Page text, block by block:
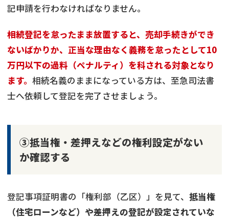
記申請を行わなければなりません。
相続登記を怠ったまま放置すると、売却手続きができ
ないばかりか、正当な理由なく義務を怠ったとして10
万円以下の過料（ペナルティ）を科される対象となり
ます。 相続名義のままになっている方は、至急司法書
士へ依頼して登記を完了させましょう。
③抵当権・差押えなどの権利設定がない
か確認する
登記事項証明書の「権利部（乙区）」を見て、 抵当権
（住宅ローンなど）や差押えの登記が設定されていな